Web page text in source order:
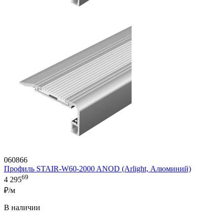
060866
Профиль STAIR-W60-2000 ANOD (Arlight, Алюминий)
4 29569
₽/м
В наличии